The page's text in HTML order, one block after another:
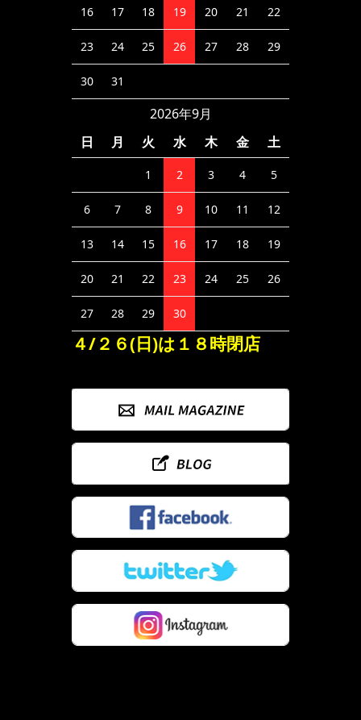
16 17 18 19 20 21 22
23 24 25 26 27 28 29
30 31
2026年9月
日
月 火 水 木 金 土
1 2 3 4 5
6 7 8 9 10 11 12
13 14 15 16 17 18 19
20 21 22 23 24 25 26
27 28 29 30
４/２６(日)は１８時閉店